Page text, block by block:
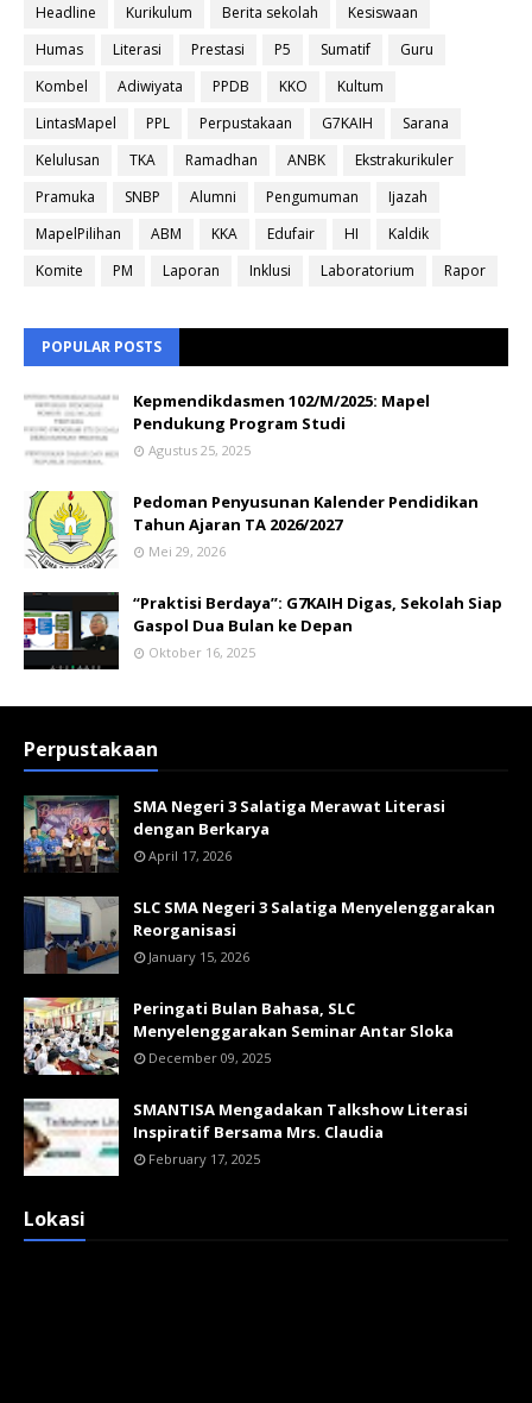
Headline Kurikulum Berita sekolah
Kesiswaan
Humas
Literasi Prestasi P5 Sumatif
Guru
Kombel
Adiwiyata PPDB KKO
Kultum
LintasMapel
PPL Perpustakaan G7KAIH
Sarana
Kelulusan
TKA Ramadhan ANBK
Ekstrakurikuler
Pramuka
SNBP Alumni Pengumuman
Ijazah
MapelPilihan
ABM KKA Edufair HI
Kaldik
Komite
PM Laporan Inklusi Laboratorium Rapor
POPULAR POSTS
Kepmendikdasmen 102/M/2025: Mapel
Pendukung Program Studi
Agustus 25, 2025
Pedoman Penyusunan Kalender Pendidikan
Tahun Ajaran TA 2026/2027
Mei 29, 2026
“Praktisi Berdaya”: G7KAIH Digas, Sekolah Siap
Gaspol Dua Bulan ke Depan
Oktober 16, 2025
Perpustakaan
SMA Negeri 3 Salatiga Merawat Literasi
dengan Berkarya
April 17, 2026
SLC SMA Negeri 3 Salatiga Menyelenggarakan
Reorganisasi
January 15, 2026
Peringati Bulan Bahasa, SLC
Menyelenggarakan Seminar Antar Sloka
December 09, 2025
SMANTISA Mengadakan Talkshow Literasi
Inspiratif Bersama Mrs. Claudia
February 17, 2025
Lokasi